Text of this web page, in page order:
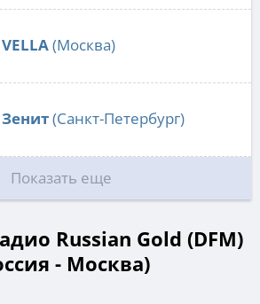
(Москва)
(Санкт-Петербург)
Показать еще
Russian Gold (DFM)
- Москва)